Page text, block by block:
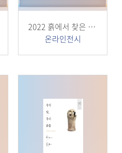
2022 흙에서 찾은 아름다움
온라인전시